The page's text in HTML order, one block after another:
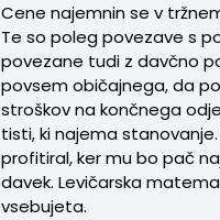
Cene najemnin se v
Te so poleg povezave s
povezane tudi z davčno
povsem običajnega, da
stroškov na končnega
tisti, ki najema
profitiral, ker mu bo pač
davek. Levičarska
vsebujeta.